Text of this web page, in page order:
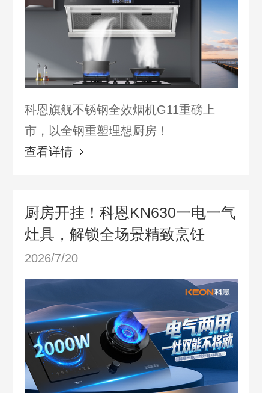
科恩旗舰不锈钢全效烟机G11重磅上
市，以全钢重塑理想厨房！
查看详情
厨房开挂！科恩KN630一电一气
灶具，解锁全场景精致烹饪
2026/7/20